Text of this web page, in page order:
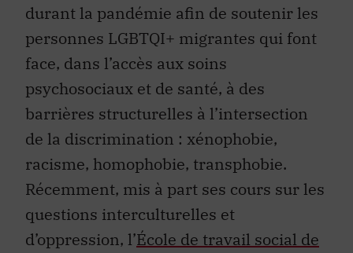
durant la pandémie afin de soutenir les
personnes LGBTQI+ migrantes qui font
face, dans l’accès aux soins
psychosociaux et de santé, à des
barrières structurelles à l’intersection
de la discrimination : xénophobie,
racisme, homophobie, transphobie.
Récemment, mis à part ses cours sur les
questions interculturelles et
d’oppression, l’École de travail social de